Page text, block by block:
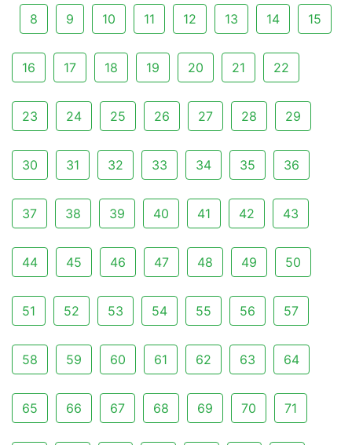
8 9 10 11 12 13 14 15
16 17 18 19 20 21 22
23 24 25 26 27 28 29
30 31 32 33 34 35 36
37 38 39 40 41 42 43
44 45 46 47 48 49 50
51 52 53 54 55 56 57
58 59 60 61 62 63 64
65 66 67 68 69 70 71